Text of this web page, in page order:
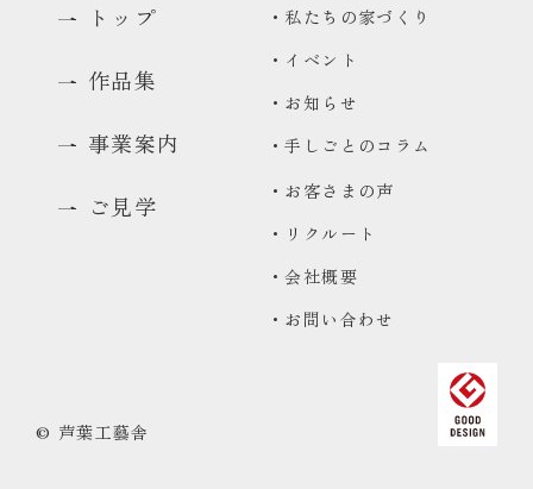
© 芦葉工藝舎
トップ
作品集
事業案内
ご見学
・私たちの家づくり
・イベント
・お知らせ
・手しごとのコラム
・お客さまの声
・リクルート
・会社概要
・お問い合わせ
平日9:00〜17:00